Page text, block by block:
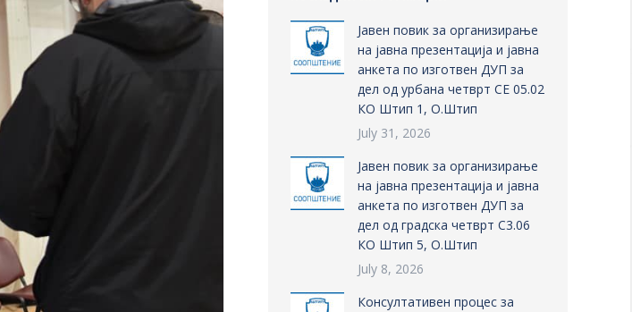
Јавен повик за организирање
на јавна презентација и јавна
анкета по изготвен ДУП за
дел од урбана четврт СЕ 05.02
КО Штип 1, О.Штип
July 31, 2026
Јавен повик за организирање
на јавна презентација и јавна
анкета по изготвен ДУП за
дел од градска четврт С3.06
КО Штип 5, О.Штип
July 8, 2026
Консултативен процес за